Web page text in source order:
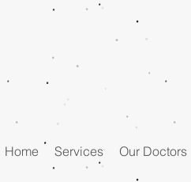
Home Services Our Doctors